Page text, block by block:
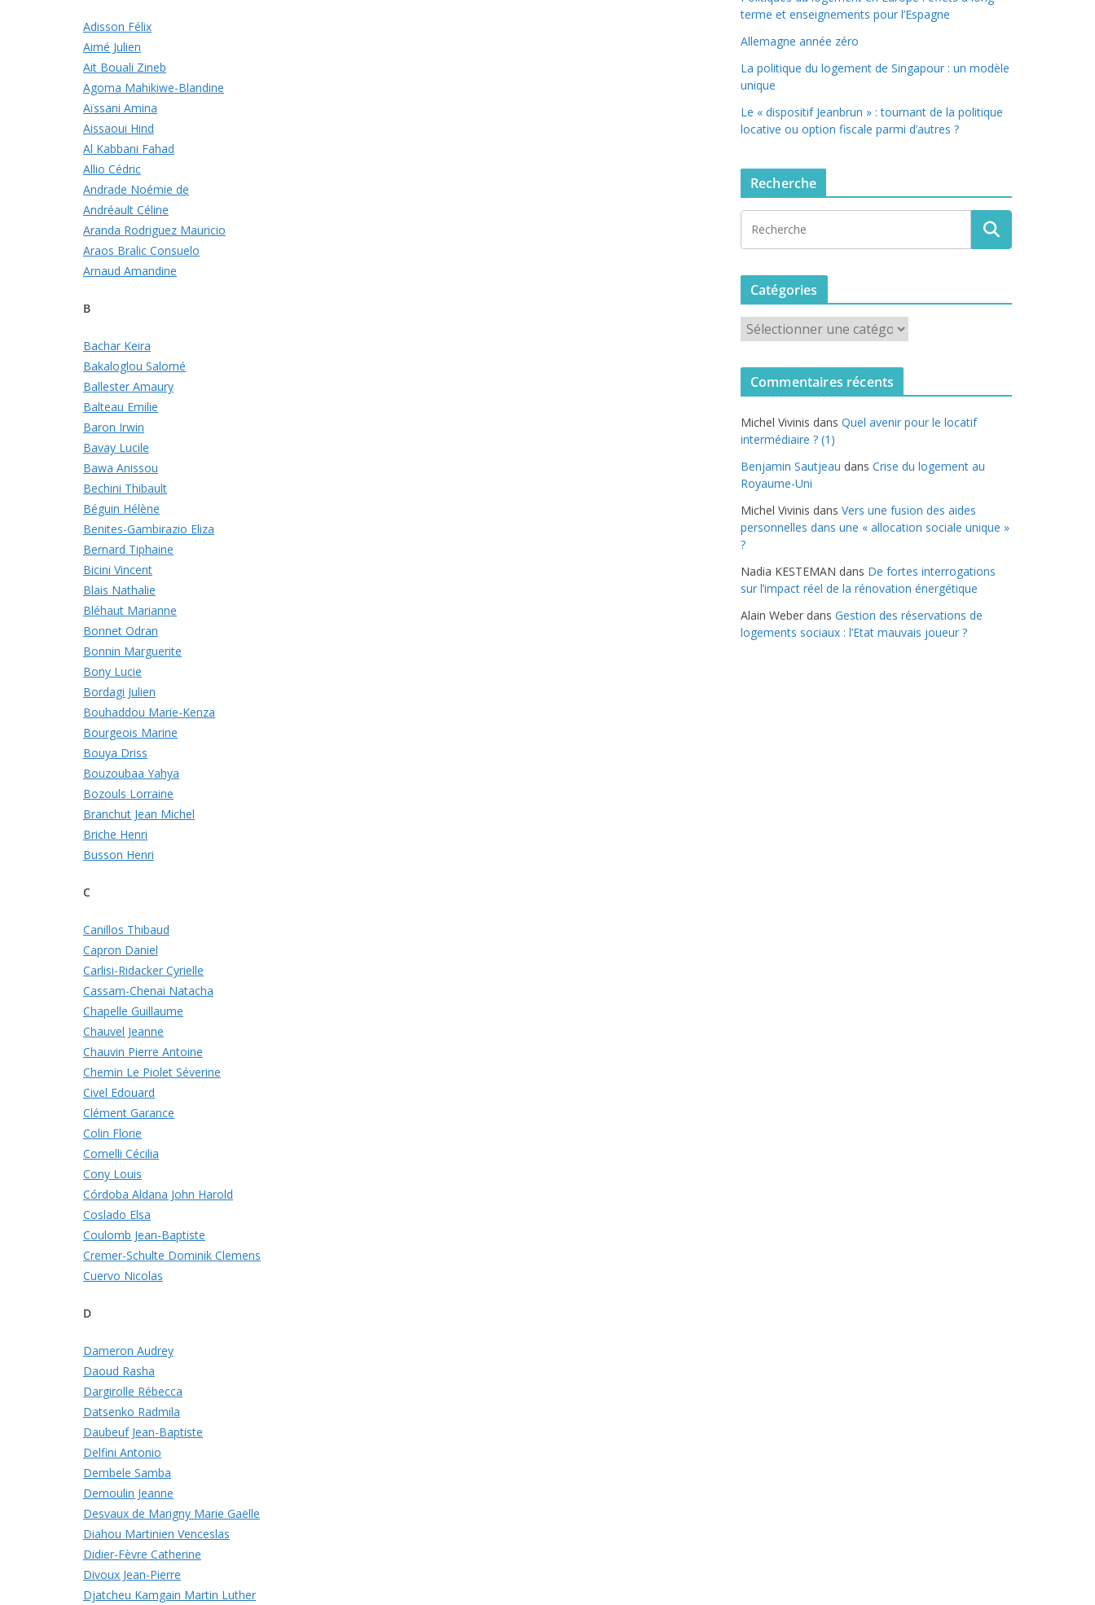
Adisson Félix
Aimé Julien
Ait Bouali Zineb
Agoma Mahikiwe-Blandine
Aïssani Amina
Aissaoui Hind
Al Kabbani Fahad
Allio Cédric
Andrade Noémie de
Andréault Céline
Aranda Rodriguez Mauricio
Araos Bralic Consuelo
Arnaud Amandine
B
Bachar Keira
Bakaloglou Salomé
Ballester Amaury
Balteau Emilie
Baron Irwin
Bavay Lucile
Bawa Anissou
Bechini Thibault
Béguin Hélène
Benites-Gambirazio Eliza
Bernard Tiphaine
Bicini Vincent
Blais Nathalie
Bléhaut Marianne
Bonnet Odran
Bonnin Marguerite
Bony Lucie
Bordagi Julien
Bouhaddou Marie-Kenza
Bourgeois Marine
Bouya Driss
Bouzoubaa Yahya
Bozouls Lorraine
Branchut Jean Michel
Briche Henri
Busson Henri
C
Canillos Thibaud
Capron Daniel
Carlisi-Ridacker Cyrielle
Cassam-Chenai Natacha
Chapelle Guillaume
Chauvel Jeanne
Chauvin Pierre Antoine
Chemin Le Piolet Séverine
Civel Edouard
Clément Garance
Colin Florie
Comelli Cécilia
Cony Louis
Córdoba Aldana John Harold
Coslado Elsa
Coulomb Jean-Baptiste
Cremer-Schulte Dominik Clemens
Cuervo Nicolas
D
Dameron Audrey
Daoud Rasha
Dargirolle Rébecca
Datsenko Radmila
Daubeuf Jean-Baptiste
Delfini Antonio
Dembele Samba
Demoulin Jeanne
Desvaux de Marigny Marie Gaëlle
Diahou Martinien Venceslas
Didier-Fèvre Catherine
Divoux Jean-Pierre
Djatcheu Kamgain Martin Luther
terme et enseignements pour l’Espagne
Allemagne année zéro
La politique du logement de Singapour : un modèle
unique
Le « dispositif Jeanbrun » : tournant de la politique
locative ou option fiscale parmi d’autres ?
Recherche
Catégories
a
t
o
r
i
e
s
Commentaires récents
Michel Vivinis dans Quel avenir pour le locatif
intermédiaire ? (1)
Benjamin Sautjeau dans Crise du logement au
Royaume-Uni
Michel Vivinis dans Vers une fusion des aides
personnelles dans une « allocation sociale unique »
?
Nadia KESTEMAN dans De fortes interrogations
sur l’impact réel de la rénovation énergétique
Alain Weber dans Gestion des réservations de
logements sociaux : l’Etat mauvais joueur ?